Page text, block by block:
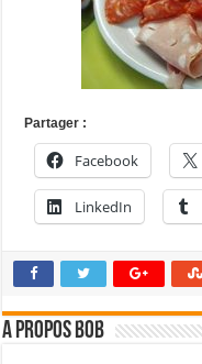
Partager :
Facebook
LinkedIn
A propos bOb